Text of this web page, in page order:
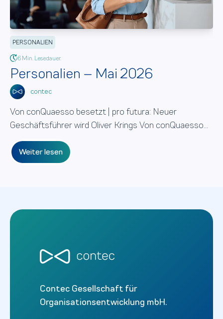
PERSONALIEN
6 Min. Lesedauer.
Personalien – Mai 2026
contec
Von conQuaesso besetzt | pro futura: Neuer
Geschäftsführer wird Oliver Krings Von conQuaesso...
Weiter lesen
Contec Gesellschaft für
Organisationsentwicklung mbH.